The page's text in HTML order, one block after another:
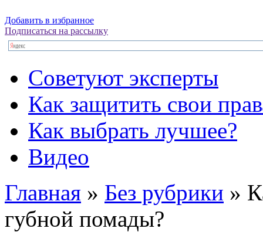
Добавить в избранное
Подписаться на рассылку
Советуют эксперты
Как защитить свои
Как выбрать лучшее?
Видео
Главная » Без рубрики »
губной помады?